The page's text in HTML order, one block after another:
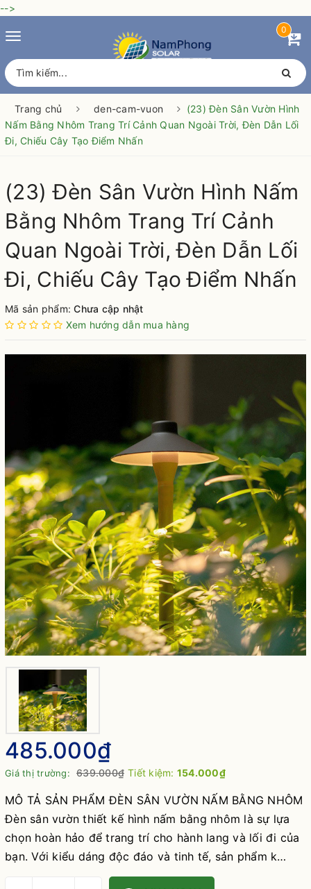
-->
Toggle
0
Trang chủ den-cam-vuon
(23) Đèn Sân Vườn Hình
Nấm Bằng Nhôm Trang Trí Cảnh Quan Ngoài Trời, Đèn Dẫn Lối
Đi, Chiếu Cây Tạo Điểm Nhấn
(23) Đèn Sân Vườn Hình Nấm
Bằng Nhôm Trang Trí Cảnh
Quan Ngoài Trời, Đèn Dẫn Lối
Đi, Chiếu Cây Tạo Điểm Nhấn
Mã sản phẩm:Chưa cập nhật
Xem hướng dẫn mua hàng
485.000₫
Giá thị trường: 639.000₫ Tiết kiệm: 154.000₫
MÔ TẢ SẢN PHẨM ĐÈN SÂN VƯỜN NẤM BẰNG NHÔM
Đèn sân vườn thiết kế hình nấm bằng nhôm là sự lựa
chọn hoàn hảo để trang trí cho hành lang và lối đi của
bạn. Với kiểu dáng độc đáo và tinh tế, sản phẩm k…